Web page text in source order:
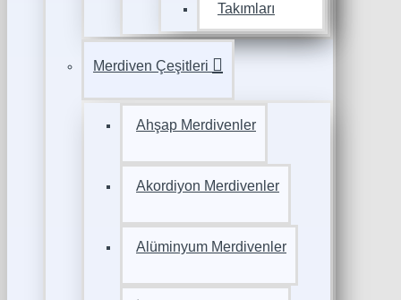
Takımları
Merdiven Çeşitleri
Ahşap Merdivenler
Akordiyon Merdivenler
Alüminyum Merdivenler